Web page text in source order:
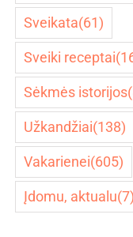
Sveikata(61)
Sveiki receptai
Sėkmės istorijos
Užkandžiai(138)
Vakarienei(605)
Įdomu, aktualu(7)